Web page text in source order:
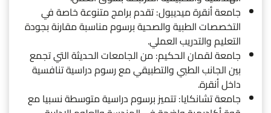
جامعة أنقرة ميديبول: تقدم برامج متنوعة خاصة في
التخصصات الطبية والصحية برسوم مناسبة مقارنة بجودة
التعليم والتدريب العملي.
جامعة لقمان الحكيم: من الجامعات الحديثة التي تجمع
بين الجانب الطبي والتطبيقي مع رسوم دراسية تنافسية
داخل أنقرة.
جامعة تشانكايا: تتميز برسوم دراسية متوسطة نسبيا مع